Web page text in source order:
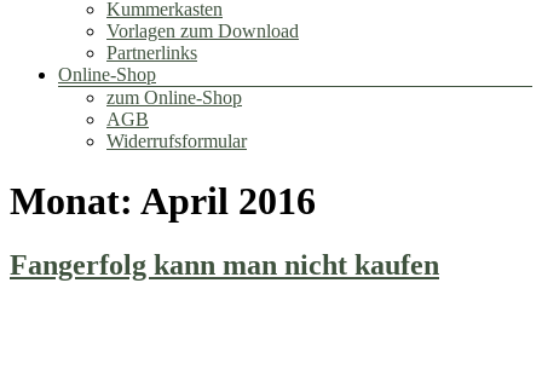
Kummerkasten
Vorlagen zum Download
Partnerlinks
Online-Shop
zum Online-Shop
AGB
Widerrufsformular
Monat: April 2016
Fangerfolg kann man nicht kaufen